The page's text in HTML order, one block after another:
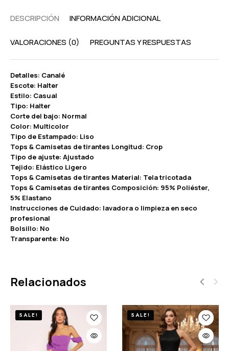
DESCRIPCIÓN INFORMACIÓN ADICIONAL
VALORACIONES (0) PREGUNTAS Y RESPUESTAS
Detalles: Canalé
Escote: Halter
Estilo: Casual
Tipo: Halter
Corte del bajo: Normal
Color: Multicolor
Tipo de Estampado: Liso
Tops & Camisetas de tirantes Longitud: Crop
Tipo de ajuste: Ajustado
Tejido: Elástico Ligero
Tops & Camisetas de tirantes Material: Tela tricotada
Tops & Camisetas de tirantes Composición: 95% Poliéster,
5% Elastano
Instrucciones de Cuidado: lavadora o limpieza en seco
profesional
Bolsillo: No
Transparente: No
Relacionados
SALE! SALE!